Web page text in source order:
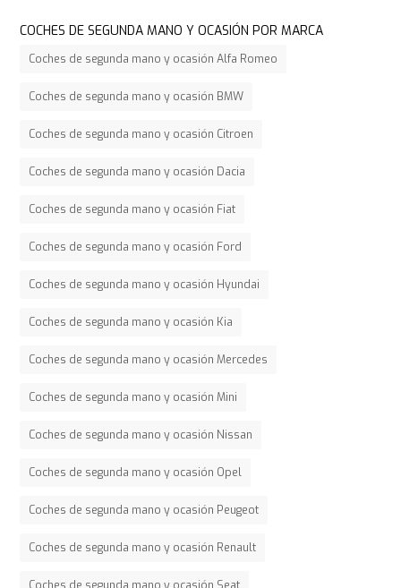
COCHES DE SEGUNDA MANO Y OCASIÓN POR MARCA
Coches de segunda mano y ocasión Alfa Romeo
Coches de segunda mano y ocasión BMW
Coches de segunda mano y ocasión Citroen
Coches de segunda mano y ocasión Dacia
Coches de segunda mano y ocasión Fiat
Coches de segunda mano y ocasión Ford
Coches de segunda mano y ocasión Hyundai
Coches de segunda mano y ocasión Kia
Coches de segunda mano y ocasión Mercedes
Coches de segunda mano y ocasión Mini
Coches de segunda mano y ocasión Nissan
Coches de segunda mano y ocasión Opel
Coches de segunda mano y ocasión Peugeot
Coches de segunda mano y ocasión Renault